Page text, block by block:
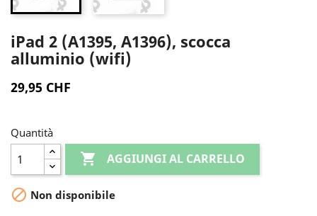
iPad 2 (A1395, A1396), scocca
alluminio (wifi)
29,95 CHF
Quantità
 AGGIUNGI AL CARRELLO
 Non disponibile